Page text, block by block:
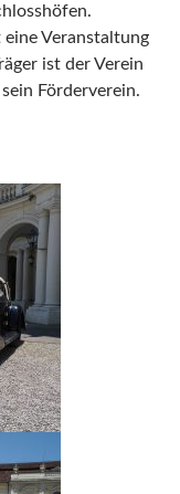
eine Veranstaltung
ist der Verein
Förderverein.